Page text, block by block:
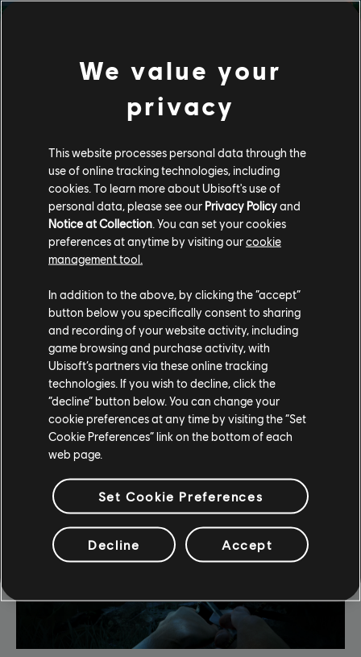
WYSPA PEŁNA
NIEBEZPIECZEŃSTW
I ODKRYĆ
Odkryj otwarty wyspowy świat, równie piękny co
zróżnicowany - od łańcuchów górskich po bagna i plaże z
białym piaskiem. Walcz na całej wyspie, w miasteczkach,
świątyniach, rzecznych portach i nie tylko.
Media
Zrzuty ekranu Filmy
We value your
privacy
This website processes personal data through the
use of online tracking technologies, including
cookies. To learn more about Ubisoft's use of
personal data, please see our Privacy Policyand
Notice at Collection. You can set your cookies
preferences at anytime by visiting ourcookie
management tool.
In addition to the above, by clicking the “accept”
button below you specifically consent to sharing
and recording of your website activity, including
game browsing and purchase activity, with
Ubisoft’s partners via these online tracking
technologies. If you wish to decline, click the
“decline” button below. You can change your
cookie preferences at any time by visiting the “Set
Cookie Preferences” link on the bottom of each
web page.
Set Cookie Preferences
Decline Accept